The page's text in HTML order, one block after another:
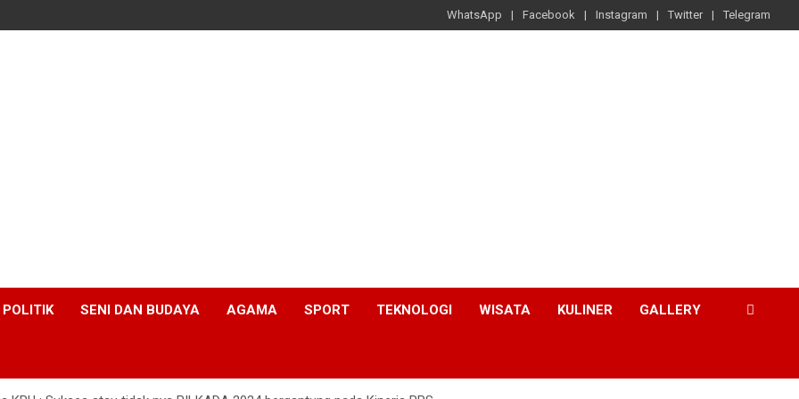
WhatsApp Facebook Instagram Twitter Telegram
POLITIK SENI DAN BUDAYA AGAMA SPORT TEKNOLOGI WISATA KULINER GALLERY